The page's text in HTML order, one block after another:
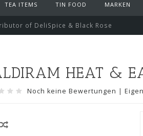
TEA ITEMS TIN FOOD MARKEN
of DeliSpice & Black Rose
HEAT &
Noch keine Bewertungen |